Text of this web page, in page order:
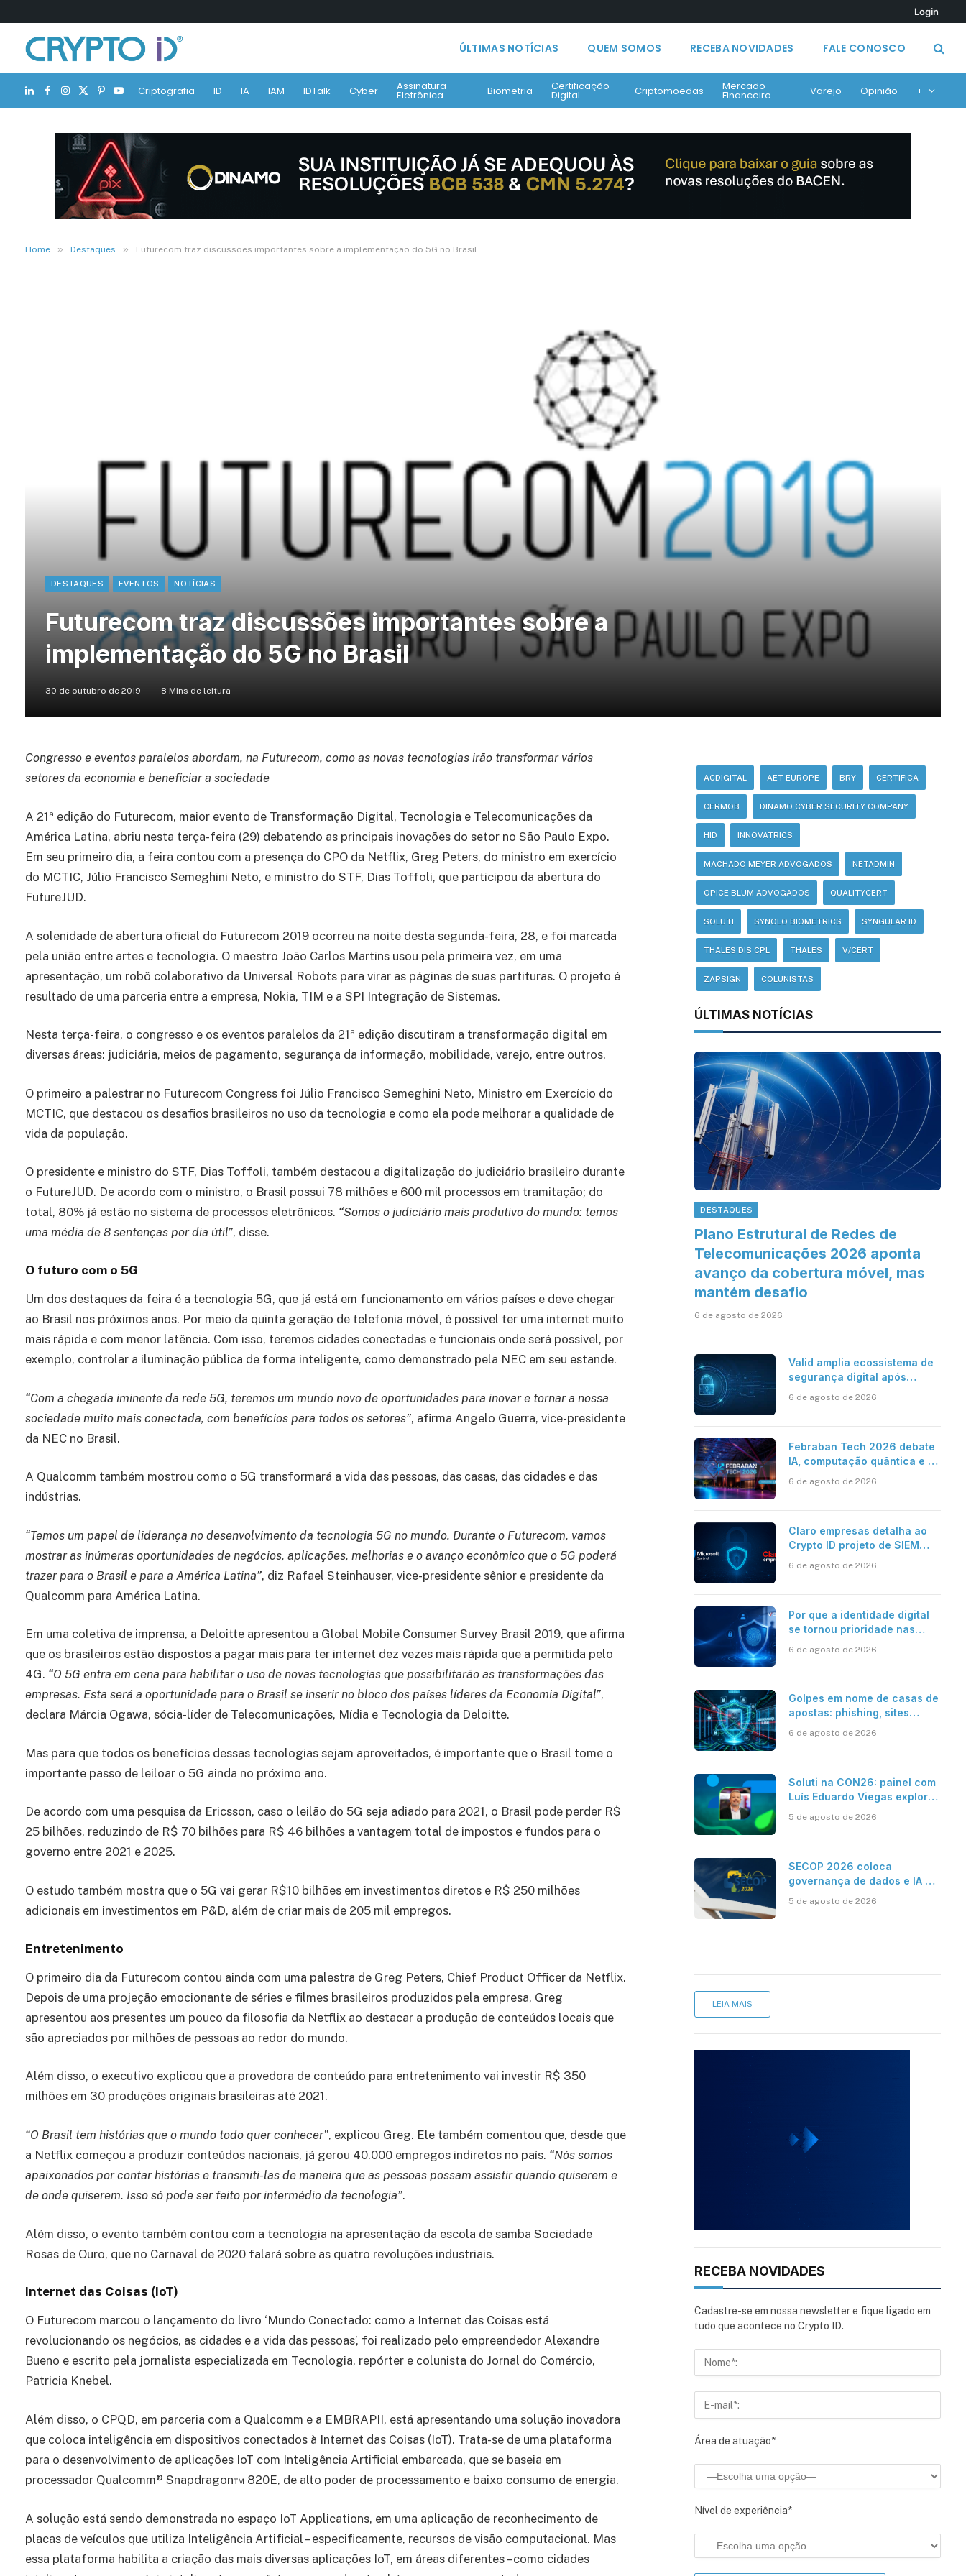
Login
ÚLTIMAS NOTÍCIAS QUEM SOMOS RECEBA NOVIDADES FALE CONOSCO
LinkedIn
Facebook
Instagram
X
(Twitter)
Pinterest
YouTubeCriptografia ID IA IAM IDTalk Cyber Assinatura
Eletrônica Biometria Certificação
Digital Criptomoedas Mercado
Financeiro Varejo Opinião +
Home » Destaques » Futurecom traz discussões importantes sobre a implementação do 5G no Brasil
DESTAQUES EVENTOS NOTÍCIAS
Futurecom traz discussões importantes sobre a
implementação do 5G no Brasil
30 de outubro de 2019 8 Mins de leitura
Congresso e eventos paralelos abordam, na Futurecom, como as novas tecnologias irão transformar vários
setores da economia e beneficiar a sociedade
A 21ª edição do Futurecom, maior evento de Transformação Digital, Tecnologia e Telecomunicações da
América Latina, abriu nesta terça-feira (29) debatendo as principais inovações do setor no São Paulo Expo.
Em seu primeiro dia, a feira contou com a presença do CPO da Netflix, Greg Peters, do ministro em exercício
do MCTIC, Júlio Francisco Semeghini Neto, e ministro do STF, Dias Toffoli, que participou da abertura do
FutureJUD.
A solenidade de abertura oficial do Futurecom 2019 ocorreu na noite desta segunda-feira, 28, e foi marcada
pela união entre artes e tecnologia. O maestro João Carlos Martins usou pela primeira vez, em uma
apresentação, um robô colaborativo da Universal Robots para virar as páginas de suas partituras. O projeto é
resultado de uma parceria entre a empresa, Nokia, TIM e a SPI Integração de Sistemas.
Nesta terça-feira, o congresso e os eventos paralelos da 21ª edição discutiram a transformação digital em
diversas áreas: judiciária, meios de pagamento, segurança da informação, mobilidade, varejo, entre outros.
O primeiro a palestrar no Futurecom Congress foi Júlio Francisco Semeghini Neto, Ministro em Exercício do
MCTIC, que destacou os desafios brasileiros no uso da tecnologia e como ela pode melhorar a qualidade de
vida da população.
O presidente e ministro do STF, Dias Toffoli, também destacou a digitalização do judiciário brasileiro durante
o FutureJUD. De acordo com o ministro, o Brasil possui 78 milhões e 600 mil processos em tramitação; do
total, 80% já estão no sistema de processos eletrônicos. “Somos o judiciário mais produtivo do mundo: temos
uma média de 8 sentenças por dia útil”, disse.
O futuro com o 5G
Um dos destaques da feira é a tecnologia 5G, que já está em funcionamento em vários países e deve chegar
ao Brasil nos próximos anos. Por meio da quinta geração de telefonia móvel, é possível ter uma internet muito
mais rápida e com menor latência. Com isso, teremos cidades conectadas e funcionais onde será possível, por
exemplo, controlar a iluminação pública de forma inteligente, como demonstrado pela NEC em seu estande.
“Com a chegada iminente da rede 5G, teremos um mundo novo de oportunidades para inovar e tornar a nossa
sociedade muito mais conectada, com benefícios para todos os setores”, afirma Angelo Guerra, vice-presidente
da NEC no Brasil.
A Qualcomm também mostrou como o 5G transformará a vida das pessoas, das casas, das cidades e das
indústrias.
“Temos um papel de liderança no desenvolvimento da tecnologia 5G no mundo. Durante o Futurecom, vamos
mostrar as inúmeras oportunidades de negócios, aplicações, melhorias e o avanço econômico que o 5G poderá
trazer para o Brasil e para a América Latina”, diz Rafael Steinhauser, vice-presidente sênior e presidente da
Qualcomm para América Latina.
Em uma coletiva de imprensa, a Deloitte apresentou a Global Mobile Consumer Survey Brasil 2019, que afirma
que os brasileiros estão dispostos a pagar mais para ter internet dez vezes mais rápida que a permitida pelo
4G. “O 5G entra em cena para habilitar o uso de novas tecnologias que possibilitarão as transformações das
empresas. Esta será a oportunidade para o Brasil se inserir no bloco dos países líderes da Economia Digital”,
declara Márcia Ogawa, sócia-líder de Telecomunicações, Mídia e Tecnologia da Deloitte.
Mas para que todos os benefícios dessas tecnologias sejam aproveitados, é importante que o Brasil tome o
importante passo de leiloar o 5G ainda no próximo ano.
De acordo com uma pesquisa da Ericsson, caso o leilão do 5G seja adiado para 2021, o Brasil pode perder R$
25 bilhões, reduzindo de R$ 70 bilhões para R$ 46 bilhões a vantagem total de impostos e fundos para o
governo entre 2021 e 2025.
O estudo também mostra que o 5G vai gerar R$10 bilhões em investimentos diretos e R$ 250 milhões
adicionais em investimentos em P&D, além de criar mais de 205 mil empregos.
Entretenimento
O primeiro dia da Futurecom contou ainda com uma palestra de Greg Peters, Chief Product Officer da Netflix.
Depois de uma projeção emocionante de séries e filmes brasileiros produzidos pela empresa, Greg
apresentou aos presentes um pouco da filosofia da Netflix ao destacar a produção de conteúdos locais que
são apreciados por milhões de pessoas ao redor do mundo.
Além disso, o executivo explicou que a provedora de conteúdo para entretenimento vai investir R$ 350
milhões em 30 produções originais brasileiras até 2021.
“O Brasil tem histórias que o mundo todo quer conhecer”, explicou Greg. Ele também comentou que, desde que
a Netflix começou a produzir conteúdos nacionais, já gerou 40.000 empregos indiretos no país. “Nós somos
apaixonados por contar histórias e transmiti-las de maneira que as pessoas possam assistir quando quiserem e
de onde quiserem. Isso só pode ser feito por intermédio da tecnologia”.
Além disso, o evento também contou com a tecnologia na apresentação da escola de samba Sociedade
Rosas de Ouro, que no Carnaval de 2020 falará sobre as quatro revoluções industriais.
Internet das Coisas (IoT)
O Futurecom marcou o lançamento do livro ‘Mundo Conectado: como a Internet das Coisas está
revolucionando os negócios, as cidades e a vida das pessoas’, foi realizado pelo empreendedor Alexandre
Bueno e escrito pela jornalista especializada em Tecnologia, repórter e colunista do Jornal do Comércio,
Patricia Knebel.
Além disso, o CPQD, em parceria com a Qualcomm e a EMBRAPII, está apresentando uma solução inovadora
que coloca inteligência em dispositivos conectados à Internet das Coisas (IoT). Trata-se de uma plataforma
para o desenvolvimento de aplicações IoT com Inteligência Artificial embarcada, que se baseia em
processador Qualcomm® Snapdragon™ 820E, de alto poder de processamento e baixo consumo de energia.
A solução está sendo demonstrada no espaço IoT Applications, em uma aplicação de reconhecimento de
placas de veículos que utiliza Inteligência Artificial – especificamente, recursos de visão computacional. Mas
essa plataforma habilita a criação das mais diversas aplicações IoT, em áreas diferentes – como cidades
ACDIGITAL AET EUROPE BRY CERTIFICA
CERMOB DINAMO CYBER SECURITY COMPANY
HID INNOVATRICS
MACHADO MEYER ADVOGADOS NETADMIN
OPICE BLUM ADVOGADOS QUALITYCERT
SOLUTI SYNOLO BIOMETRICS SYNGULAR ID
THALES DIS CPL THALES V/CERT
ZAPSIGN COLUNISTAS
ÚLTIMAS NOTÍCIAS
DESTAQUES
Plano Estrutural de Redes de
Telecomunicações 2026 aponta
avanço da cobertura móvel, mas
mantém desafio
6 de agosto de 2026
Valid amplia ecossistema de
segurança digital após
6 de agosto de 2026
Febraban Tech 2026 debate
IA, computação quântica e os
bancária
6 de agosto de 2026
Claro empresas detalha ao
Crypto ID projeto de SIEM
resposta automatizada
6 de agosto de 2026
Por que a identidade digital
se tornou prioridade nas
6 de agosto de 2026
Golpes em nome de casas de
apostas: phishing, sites
6 de agosto de 2026
Soluti na CON26: painel com
Luís Eduardo Viegas explora
eficiência da Contabilidade
5 de agosto de 2026
SECOP 2026 coloca
governança de dados e IA no
5 de agosto de 2026
LEIA MAIS
RECEBA NOVIDADES
Cadastre-se em nossa newsletter e fique ligado em
tudo que acontece no Crypto ID.
Área de atuação*
Nível de experiência*